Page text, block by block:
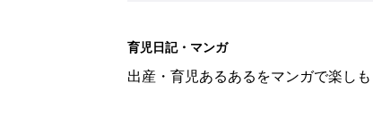
あなたの「服を捨てるマ
スタイリストが喝！
赤ちゃん・育児